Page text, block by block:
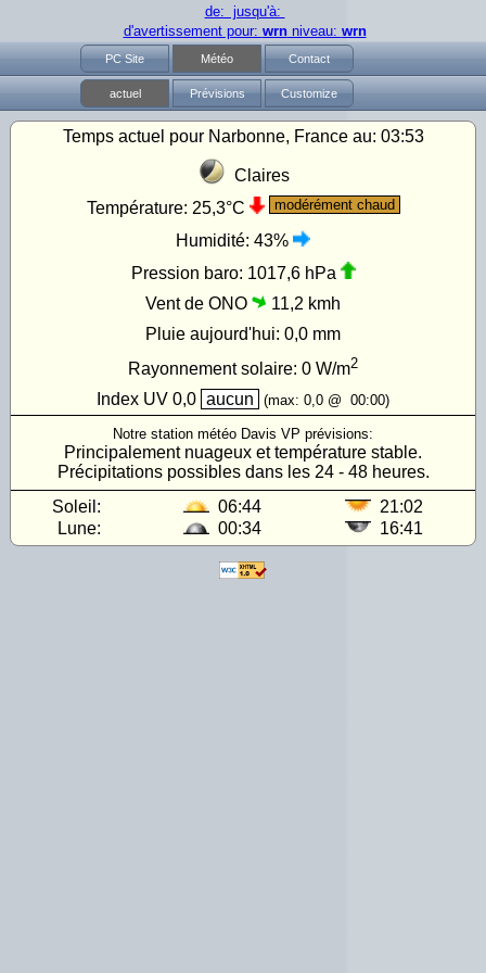
de: jusqu'à:
d'avertissement pour: wrnniveau: wrn
PC Site Météo Contact
actuel Prévisions Customize
Temps actuel pour Narbonne, France au: 03:53
Claires
Température: 25,3°C modérément chaud
Humidité: 43%
Pression baro: 1017,6 hPa
Vent de ONO
11,2 kmh
Pluie aujourd'hui: 0,0 mm
Rayonnement solaire: 0 W/m2
Index UV 0,0 aucun (max: 0,0 @ 00:00)
Notre station météo Davis VP prévisions:
Principalement nuageux et température stable.
Précipitations possibles dans les 24 - 48 heures.
Soleil:
06:44
21:02
Lune:
00:34 16:41